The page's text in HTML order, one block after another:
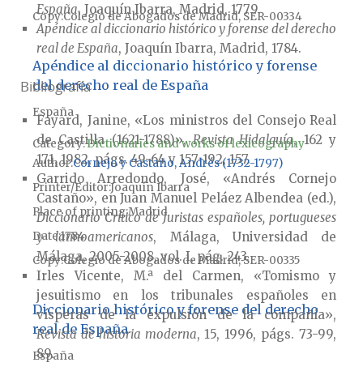
España, Joaquín Ibarra, Madrid, 1779.
Apéndice al diccionario histórico y forense del derecho
real de España, Joaquín Ibarra, Madrid, 1784.
Bibliografía
Fayard, Janine, «Los ministros del Consejo Real
de Castilla (1621-1788)»,Revista Hidalguía, 162 y
171, 1982, págs. 49-64 y 157-192, 157.
Garrido Arredondo, José, «Andrés Cornejo
Castaño», en Juan Manuel Peláez Albendea (ed.),
Diccionario Crítico de Juristas españoles, portugueses
y latinoamericanos, Málaga, Universidad de
Málaga, 2005-2008, vol. I, pág. 243.
Irles Vicente, M.ª del Carmen, «Tomismo y
jesuitismo en los tribunales españoles en
vísperas de la expulsión de la compañía»,
Revista de historia moderna, 15, 1996, págs. 73-99,
89.
CopyColegio de Abogados de Madrid, SER-00334
Apéndice al diccionario histórico y forense
del derecho real de España
España
Category:Dictionaries and works of lexicography
AuthorCornejo y Castaño, Andrés (1732-1797)
Printer/EditorJoaquín Ibarra
Place of printingMadrid
Date1784
CopyColegio de Abogados de Madrid, SER-00335
Diccionario histórico y forense del derecho
real de España
España